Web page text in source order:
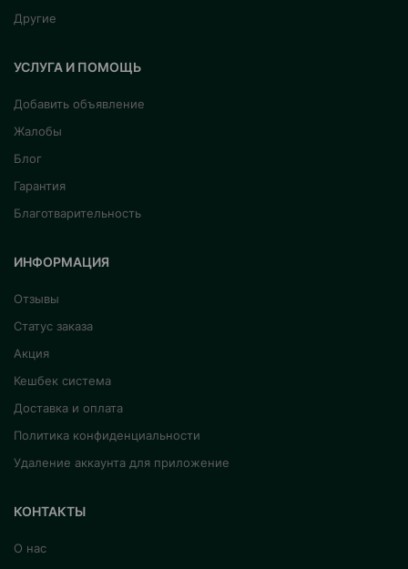
Другие
УСЛУГА И ПОМОЩЬ
Добавить объявление
Жалобы
Блог
Гарантия
Благотварительность
ИНФОРМАЦИЯ
Отзывы
Статус заказа
Акция
Кешбек система
Доставка и оплата
Политика конфиденциальности
Удаление аккаунта для приложение
КОНТАКТЫ
О нас